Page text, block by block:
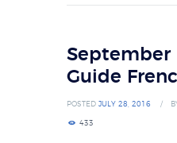
September
Guide
POSTED JULY 28, 2016
433